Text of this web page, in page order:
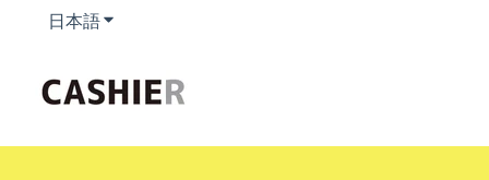
日本語翻訳のサブメニューを表示